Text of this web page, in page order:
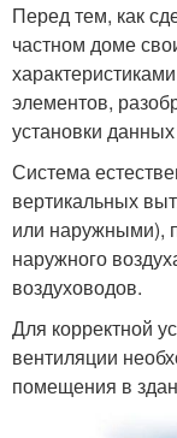
Перед тем, как
частном доме
элементов,
установки
Система
вертикальных
или наружными),
наружного
воздуховодов.
Для корректной
вентиляции
помещения в